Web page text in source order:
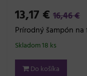
13,17 € 16,46 €
Prírodný šampón
Skladom 18 ks
Do košíka